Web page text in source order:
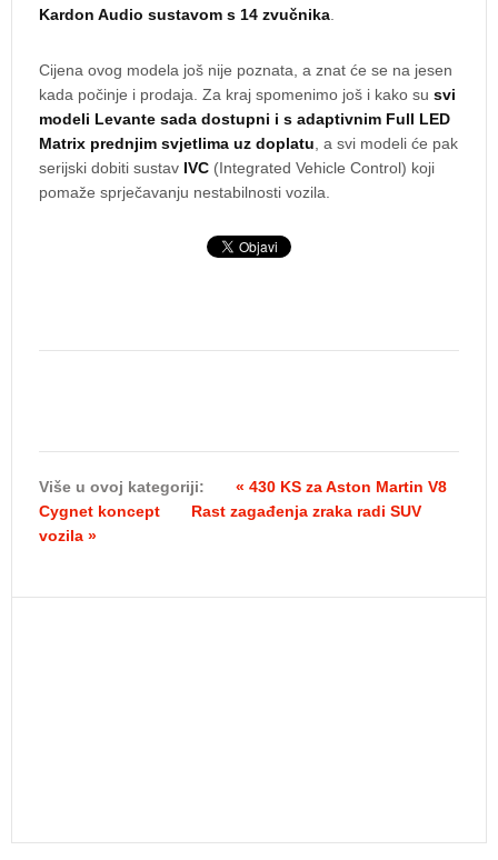
Kardon Audio sustavom s 14 zvučnika
Cijena ovog modela još nije poznata, a znat će se na jesen
kada počinje i prodaja. Za kraj spomenimo još i kako su svi
modeli Levante sada dostupni i s adaptivnim Full LED
Matrix prednjim svjetlima uz doplatu , a svi modeli će pak
serijski dobiti sustav IVC (Integrated Vehicle Control) koji
pomaže sprječavanju nestabilnosti vozila.
Više u ovoj kategoriji:
« 430 KS za Aston Martin V8
Cygnet koncept
Rast zagađenja zraka radi SUV
vozila »